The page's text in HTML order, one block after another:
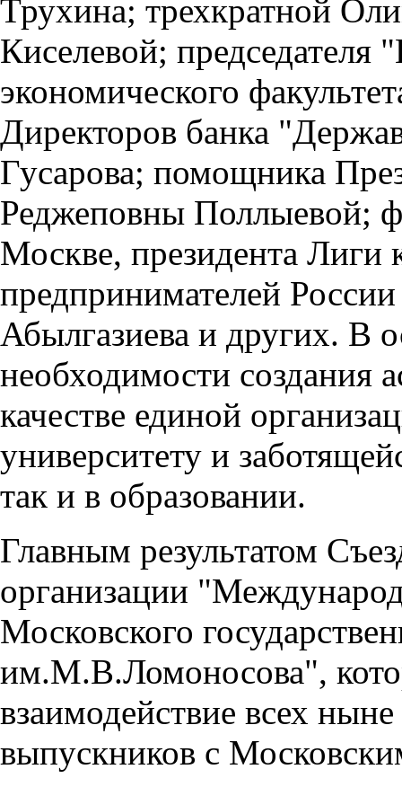
Трухина; трехкратной
Киселевой; председателя
экономического
Директоров банка
Гусарова; помощника
Реджеповны Поллыевой;
Москве, президента Лиги
предпринимателей
Абылгазиева и других. В
необходимости создания
качестве единой
университету и
так и в образовании.
Главным результатом
организации
Московского
им.М.В.Ломоносова",
взаимодействие всех
выпускников с